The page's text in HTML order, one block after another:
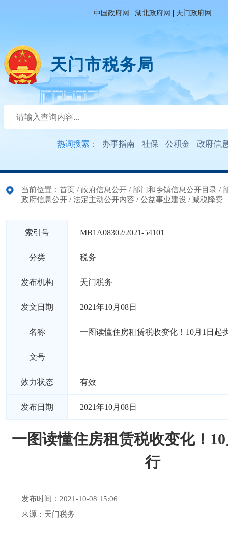
中国政府网 | 湖北政府网 | 天门政府网
天门市税务局
热词搜索： 办事指南 社保 公积金 政府信
当前位置： 首页 / 政府信息公开 / 部门和乡镇信息公开目录 /
政府信息公开 / 法定主动公开内容 / 公益事业建设 / 减税降费
索引号 MB1A08302/2021-54101
分类 税务
发布机构 天门税务
发文日期 2021年10月08日
名称 一图读懂住房租赁税收变化！10月1日起
文号
效力状态 有效
发布日期 2021年10月08日
一图读懂住房租赁税收变化！
行
发布时间：2021-10-08 15:06
来源：天门税务